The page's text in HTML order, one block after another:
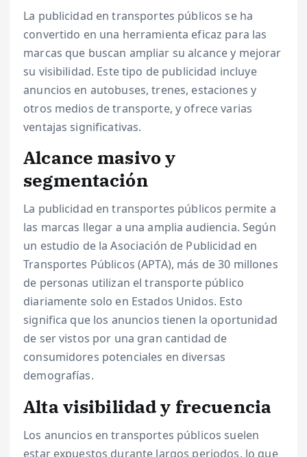
La publicidad en transportes públicos se ha
convertido en una herramienta eficaz para las
marcas que buscan ampliar su alcance y mejorar
su visibilidad. Este tipo de publicidad incluye
anuncios en autobuses, trenes, estaciones y
otros medios de transporte, y ofrece varias
ventajas significativas.
Alcance masivo y
segmentación
La publicidad en transportes públicos permite a
las marcas llegar a una amplia audiencia. Según
un estudio de la Asociación de Publicidad en
Transportes Públicos (APTA), más de 30 millones
de personas utilizan el transporte público
diariamente solo en Estados Unidos. Esto
significa que los anuncios tienen la oportunidad
de ser vistos por una gran cantidad de
consumidores potenciales en diversas
demografías.
Alta visibilidad y frecuencia
Los anuncios en transportes públicos suelen
estar expuestos durante largos periodos, lo que